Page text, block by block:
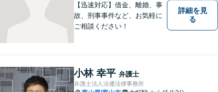
【迅速対応】借金、離婚、事
故、刑事事件など、お気軽に
ご相談ください！
詳細を見
る
小林 幸平 弁護士
弁護士法人法優法律事務所